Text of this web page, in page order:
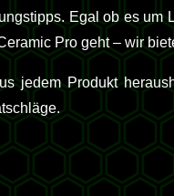
Egal ob es
Pro geht – wir
jedem Produkt